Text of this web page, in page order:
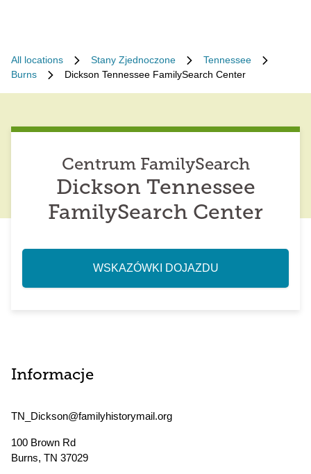
All locations Stany Zjednoczone
Tennessee
Burns
Dickson Tennessee FamilySearch Center
Centrum FamilySearch
Dickson Tennessee
FamilySearch Center
WSKAZÓWKI DOJAZDU
Informacje
TN_Dickson@familyhistorymail.org
100 Brown Rd
Burns, TN 37029